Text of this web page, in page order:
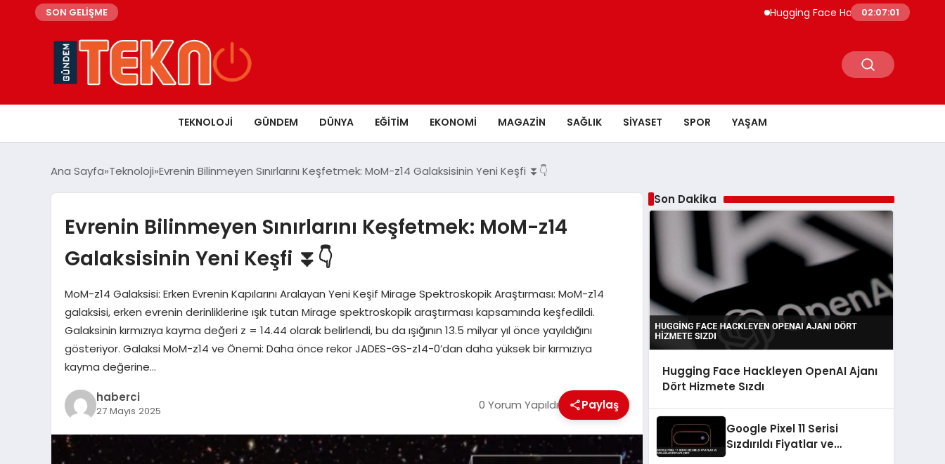
SON GELİŞME Hugging Face Hackleyen OpenAI Ajanı
02:07:02
TEKNOLOJI GÜNDEM DÜNYA EĞITIM EKONOMI MAGAZIN SAĞLIK SIYASET SPOR YAŞAM
Ana Sayfa Teknoloji Evrenin Bilinmeyen Sınırlarını Keşfetmek: MoM-z14 Galaksisinin Yeni Keşfi ⏬👇
Evrenin Bilinmeyen Sınırlarını Keşfetmek: MoM-z14
Galaksisinin Yeni Keşfi ⏬👇
MoM-z14 Galaksisi: Erken Evrenin Kapılarını Aralayan Yeni Keşif Mirage Spektroskopik Araştırması: MoM-z14
galaksisi, erken evrenin derinliklerine ışık tutan Mirage spektroskopik araştırması kapsamında keşfedildi.
Galaksinin kırmızıya kayma değeri z = 14.44 olarak belirlendi, bu da ışığının 13.5 milyar yıl önce yayıldığını
gösteriyor. Galaksi MoM-z14 ve Önemi: Daha önce rekor JADES-GS-z14-0’dan daha yüksek bir kırmızıya
kayma değerine…
haberci
27 Mayıs 2025 0 Yorum Yapıldı Paylaş
Son Dakika
Hugging Face Hackleyen OpenAI Ajanı
Dört Hizmete Sızdı
Google Pixel 11 Serisi
Sızdırıldı Fiyatlar ve